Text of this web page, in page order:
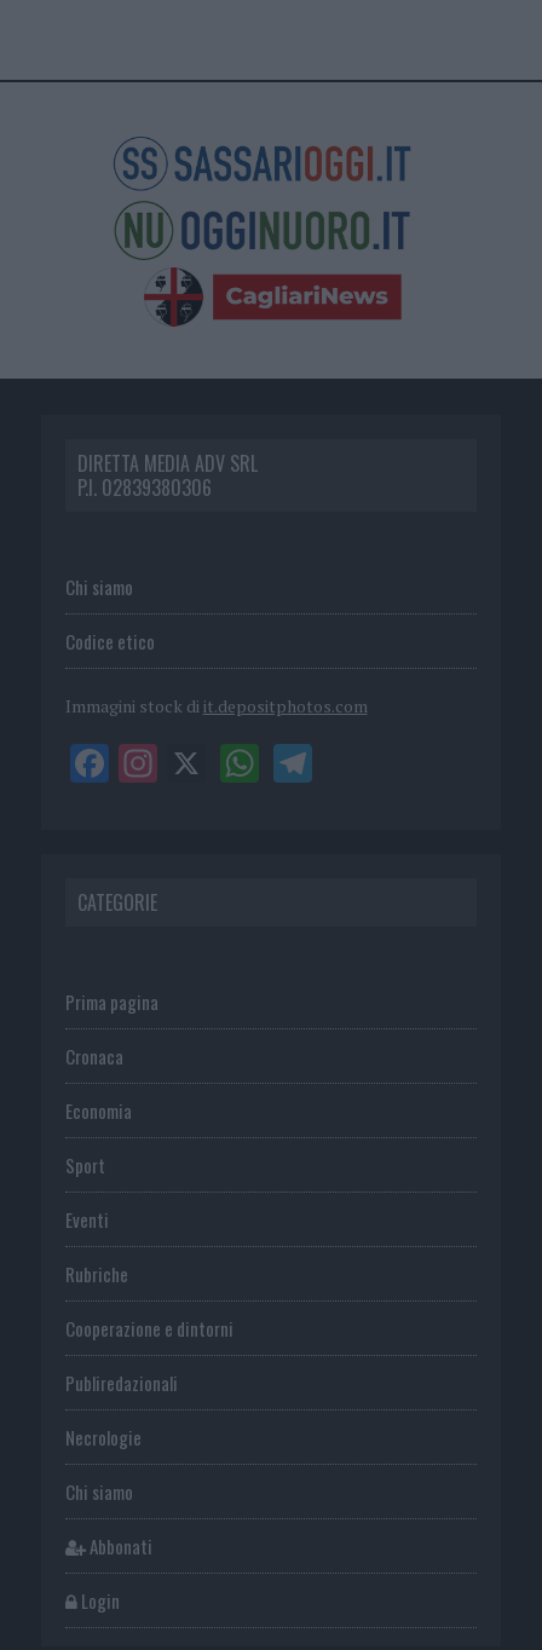
DIRETTA MEDIA ADV SRL
P.I. 02839380306
Chi siamo
Codice etico
Immagini stock di it.depositphotos.com
CATEGORIE
Prima pagina
Cronaca
Economia
Sport
Eventi
Rubriche
Cooperazione e dintorni
Publiredazionali
Necrologie
Chi siamo
Abbonati
Login